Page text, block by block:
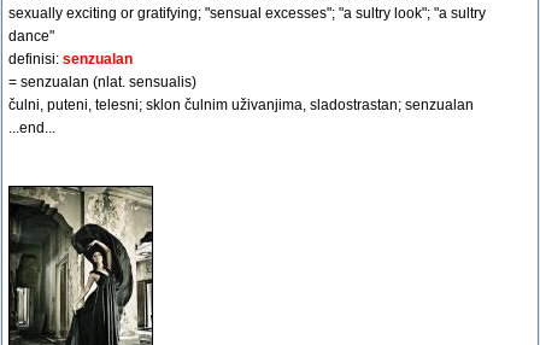
sexually exciting or gratifying; "sensual excesses"; "a sultry look"; "a sultry
dance"
definisi: senzualan
= senzualan (nlat. sensualis)
čulni, puteni, telesni; sklon čulnim uživanjima, sladostrastan; senzualan
...end...